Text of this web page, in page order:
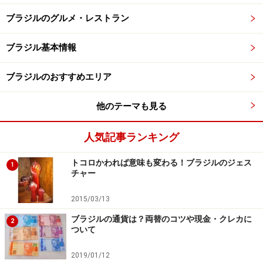
ブラジルのグルメ・レストラン
ブラジル基本情報
ブラジルのおすすめエリア
他のテーマも見る
人気記事ランキング
1
トコロかわれば意味も変わる！ブラジルのジェス
チャー
2015/03/13
2
ブラジルの通貨は？両替のコツや現金・クレカに
ついて
2019/01/12